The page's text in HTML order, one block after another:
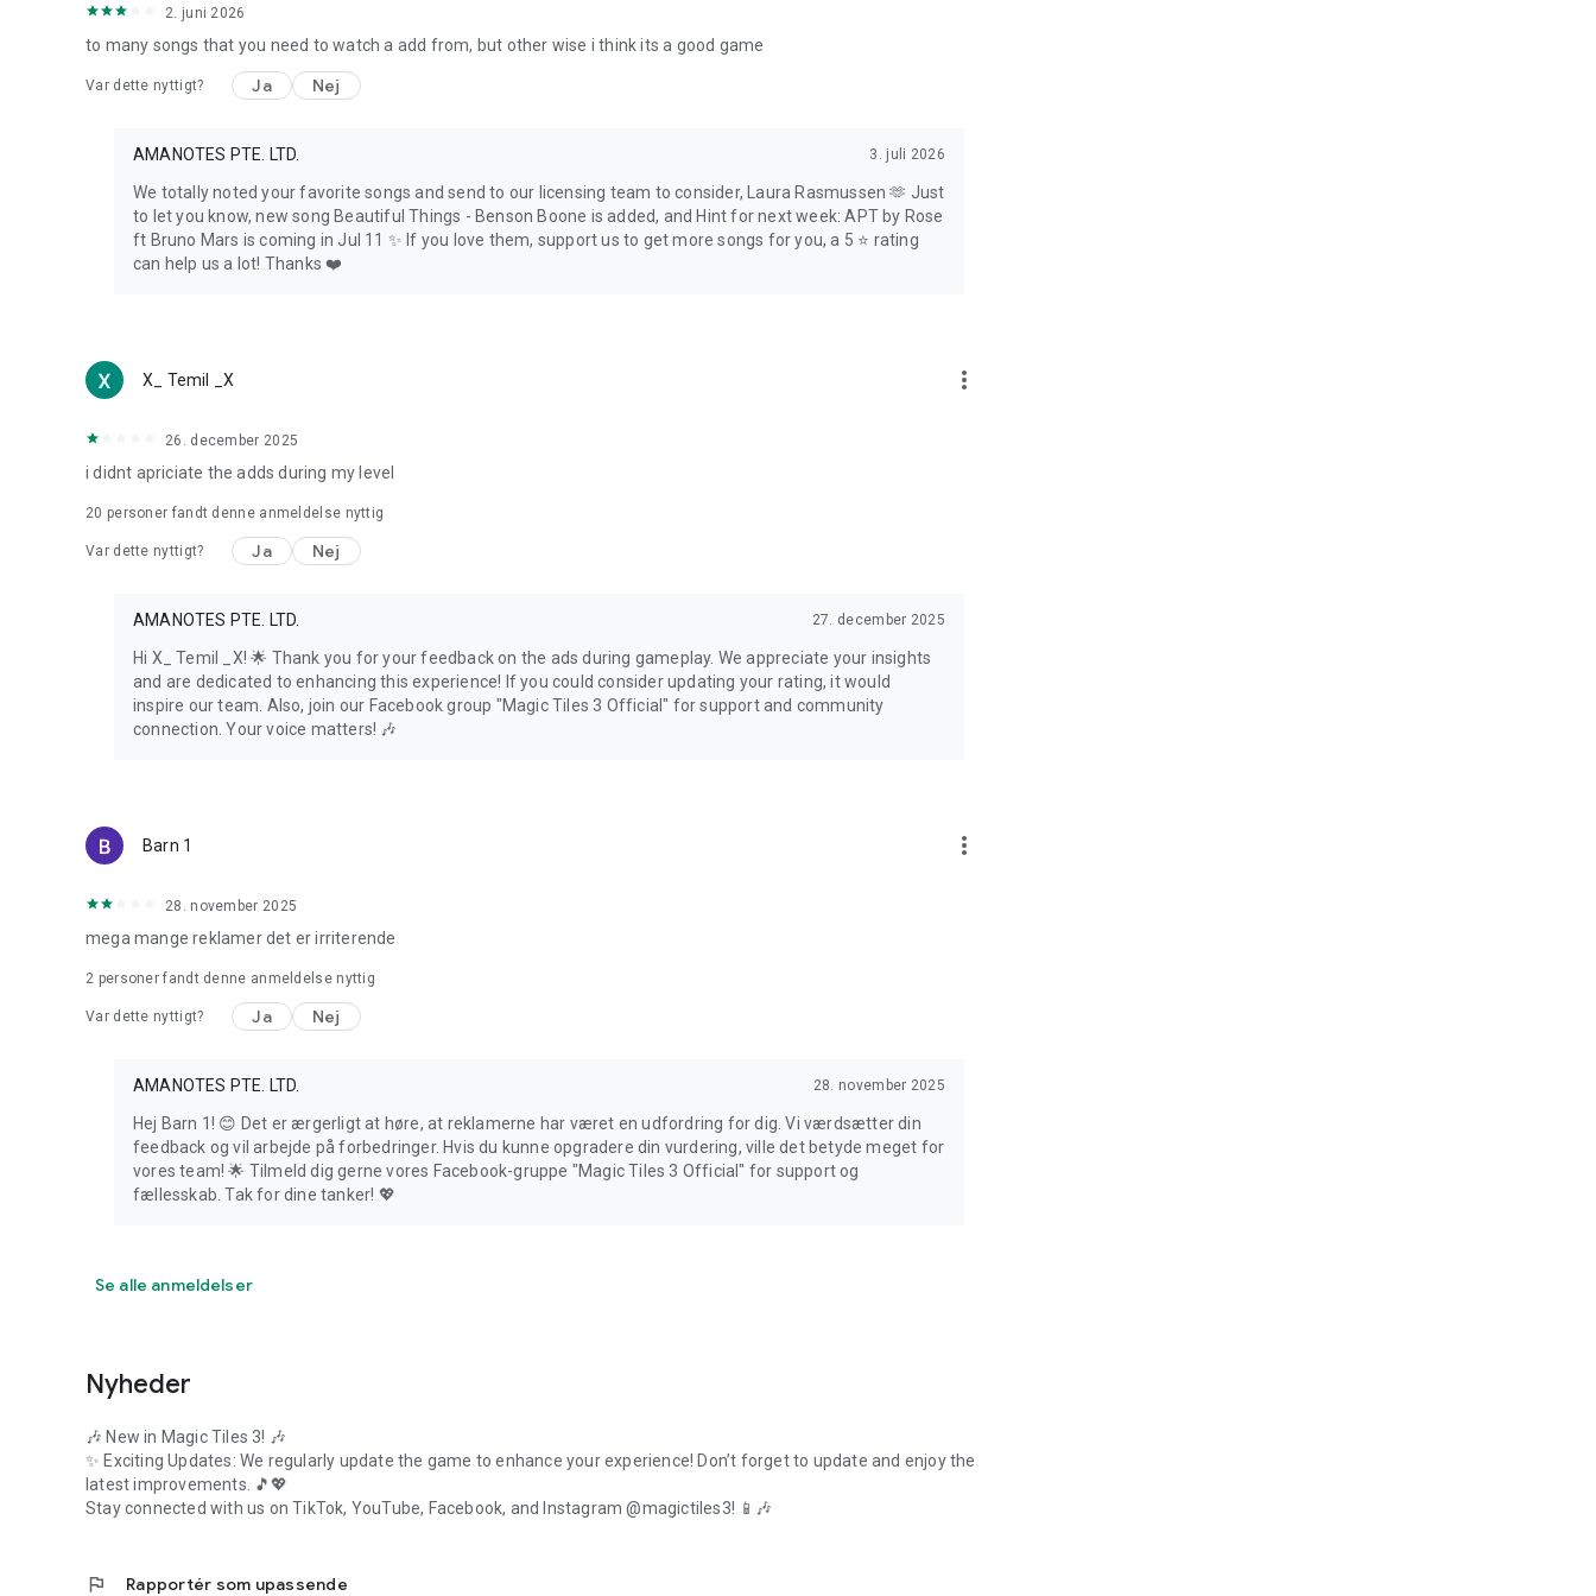
Download Magic Tiles 3 nu - det er spil gratis!
Tryk på klaverfliserne, mestr utrolige spilsange ved hjælp af officiel og licenseret musik, konkurrer i kamptilstand, nyd
spil offline.
2. juni 2026
to many songs that you need to watch a add from, but other wise i think its a good game
Var dette nyttigt? Ja Nej
AMANOTES PTE. LTD. 3. juli 2026
We totally noted your favorite songs and send to our licensing team to consider, Laura Rasmussen 🫶 Just
to let you know, new song Beautiful Things - Benson Boone is added, and Hint for next week: APT by Rose
ft Bruno Mars is coming in Jul 11 ✨ If you love them, support us to get more songs for you, a 5 ⭐ rating
can help us a lot! Thanks ❤️
X_ Temil _X more_vert
26. december 2025
i didnt apriciate the adds during my level
20 personer fandt denne anmeldelse nyttig
Var dette nyttigt? Ja Nej
AMANOTES PTE. LTD. 27. december 2025
Hi X_ Temil _X! 🌟 Thank you for your feedback on the ads during gameplay. We appreciate your insights
and are dedicated to enhancing this experience! If you could consider updating your rating, it would
inspire our team. Also, join our Facebook group "Magic Tiles 3 Official" for support and community
connection. Your voice matters! 🎶
Barn 1 more_vert
28. november 2025
mega mange reklamer det er irriterende
2 personer fandt denne anmeldelse nyttig
Var dette nyttigt? Ja Nej
AMANOTES PTE. LTD. 28. november 2025
Hej Barn 1! 😊 Det er ærgerligt at høre, at reklamerne har været en udfordring for dig. Vi værdsætter din
feedback og vil arbejde på forbedringer. Hvis du kunne opgradere din vurdering, ville det betyde meget for
vores team! 🌟 Tilmeld dig gerne vores Facebook-gruppe "Magic Tiles 3 Official" for support og
fællesskab. Tak for dine tanker! 💖
Se alle anmeldelser
Nyheder
🎶 New in Magic Tiles 3! 🎶
✨ Exciting Updates: We regularly update the game to enhance your experience! Don’t forget to update and enjoy the
latest improvements. 🎵💖
Stay connected with us on TikTok, YouTube, Facebook, and Instagram @magictiles3! 📱🎶
flag Rapportér som upassende